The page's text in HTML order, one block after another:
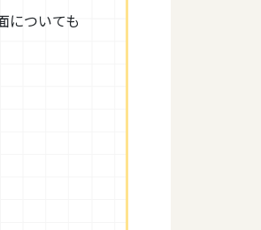
についても